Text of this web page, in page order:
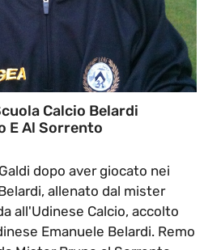
Calcio Belardi
E Al Sorrento
dopo aver giocato nei
allenato dal mister
all'Udinese Calcio, accolto
Emanuele Belardi. Remo